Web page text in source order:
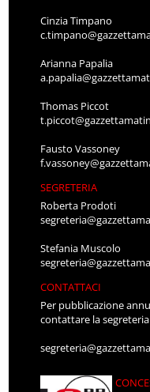
Cinzia Timpano
Arianna Papalia
Thomas Piccot
Fausto Vassoney
SEGRETERIA
Roberta Prodoti
Stefania Muscolo
CONTATTACI
Per pubblicazione
contattare la